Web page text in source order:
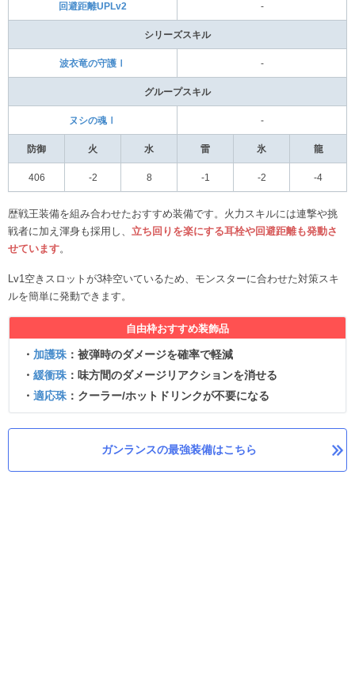
回避距離UPLv2 ‐
シリーズスキル
波衣竜の守護Ⅰ ‐
グループスキル
ヌシの魂Ⅰ ‐
防御 火 水 雷 氷 龍
406 -2 8 -1 -2 -4
歴戦王装備を組み合わせたおすすめ装備です。火力スキルには連撃や挑
戦者に加え渾身も採用し、 立ち回りを楽にする耳栓や回避距離も発動さ
せています。
Lv1空きスロットが3枠空いているため、モンスターに合わせた対策スキ
ルを簡単に発動できます。
自由枠おすすめ装飾品
・ 加護珠 ：被弾時のダメージを確率で軽減
・緩衝珠 ：味方間のダメージリアクションを消せる
・適応珠 ：クーラー/ホットドリンクが不要になる
ガンランスの最強装備はこちら